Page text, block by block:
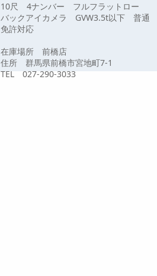
10尺 4ナンバー フルフラットロー
バックアイカメラ GVW3.5t以下 普通
免許対応
在庫場所 前橋店
住所 群馬県前橋市宮地町7-1
TEL 027-290-3033